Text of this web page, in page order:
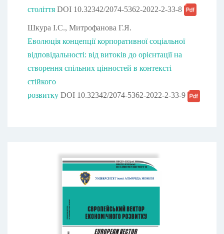
століття DOI 10.32342/2074-5362-2022-2-33-8
Шкура І.С., Митрофанова Г.Я.
Еволюція концепції корпоративної соціальної
відповідальності: від витоків до орієнтації на
створення спільних цінностей в контексті
стійкого
розвитку DOI 10.32342/2074-5362-2022-2-33-9